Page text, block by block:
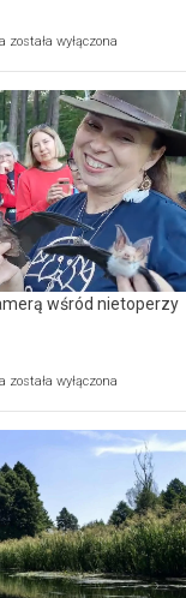
Ekologiczne
–
prawdziwy
skarb
natury
[wideo]
została wyłączona
wśród nietoperzy
Ekologiczne
wśród
nietoperzy
[wideo]
została wyłączona